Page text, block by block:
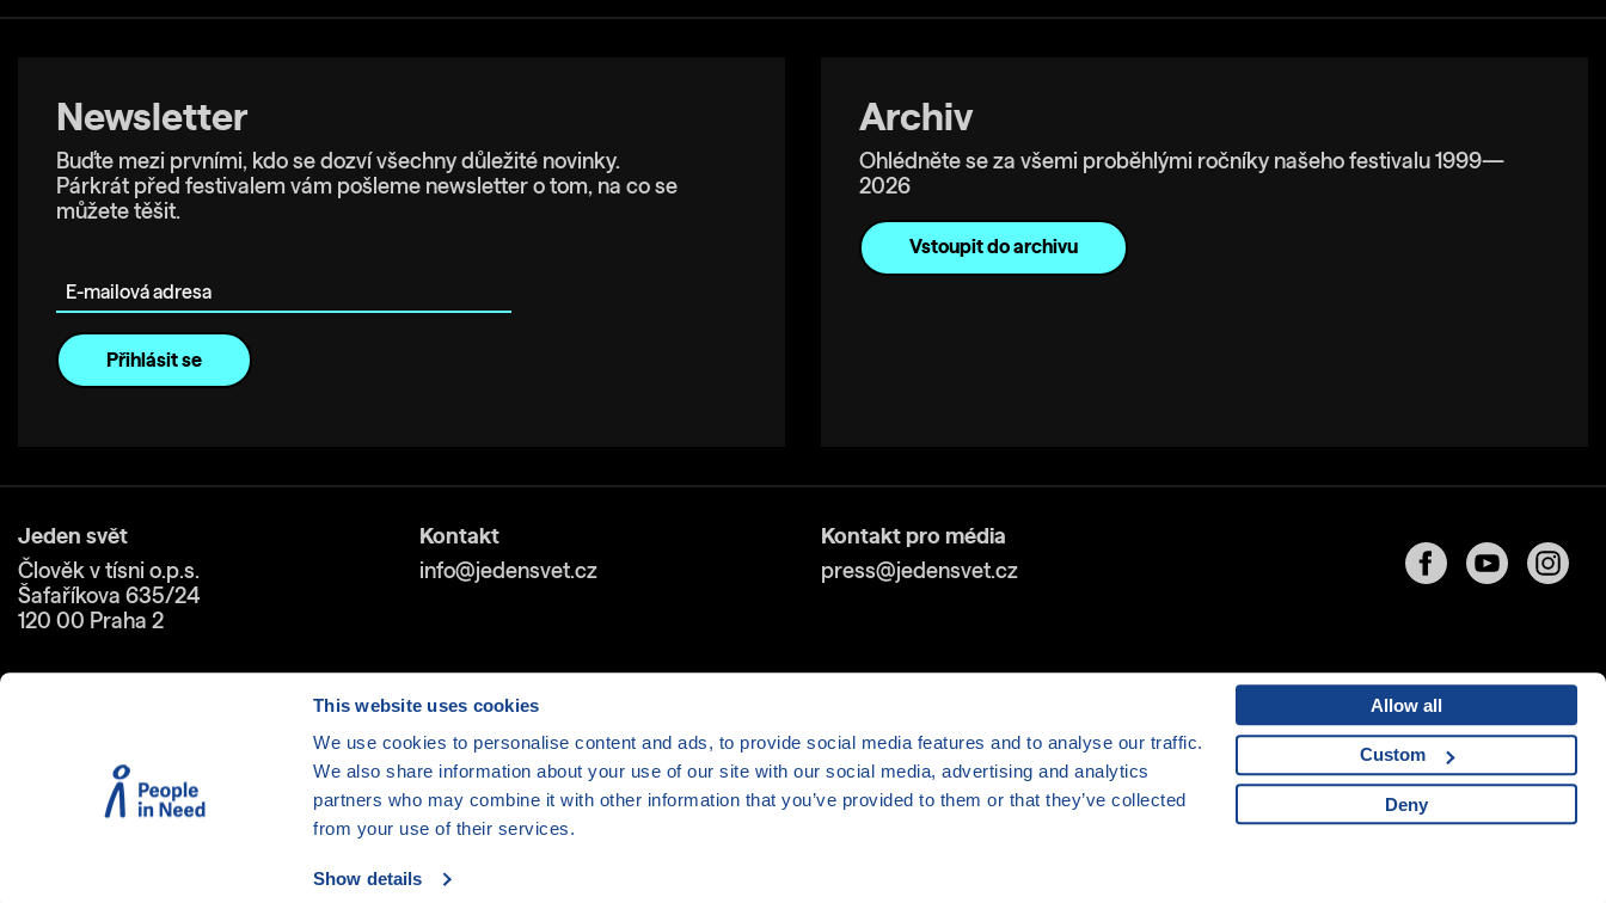
This website uses cookies
We use cookies to personalise content and ads, to provide social media features and to analyse our traffic.
We also share information about your use of our site with our social media, advertising and analytics
partners who may combine it with other information that you’ve provided to them or that they’ve collected
from your use of their services.
Show details
Allow all
Custom
Deny
Newsletter
Buďte mezi prvními, kdo se dozví všechny důležité novinky.
Párkrát před festivalem vám pošleme newsletter o tom, na co se
můžete těšit.
Archiv
Ohlédněte se za všemi proběhlými ročníky našeho festivalu 1999—
2026
Vstoupit do archivu
Jeden svět
Člověk v tísni o.p.s.
Šafaříkova 635/24
120 00 Praha 2
Kontakt
info@jedensvet.cz
Kontakt pro média
press@jedensvet.cz
Cookies| © 1999-2026 Člověk v tísni o.p.s., web běží v rámci bezplatnéhoserverhostingspolečnosti